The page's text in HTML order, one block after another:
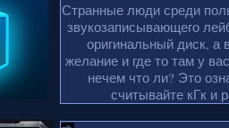
Странные люди среди
звукозаписывающего
оригинальный диск, а
желание и где то там у
нечем что ли? Это
считывайте кГк и